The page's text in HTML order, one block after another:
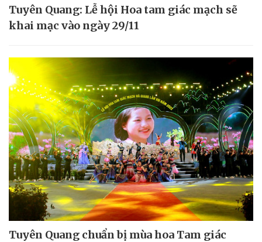
Tuyên Quang: Lễ hội Hoa tam giác mạch sẽ
khai mạc vào ngày 29/11
Tuyên Quang chuẩn bị mùa hoa Tam giác